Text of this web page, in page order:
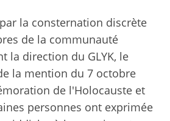
la consternation discrète
de la communauté
la direction du GLYK, le
la mention du 7 octobre
de l'Holocauste et
personnes ont exprimée